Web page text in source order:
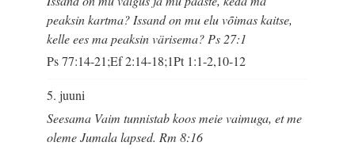
peaksin kartma? Issand on mu elu võimas kaitse,
kelle ees ma peaksin värisema? Ps 27:1
Ps 77:14-21;Ef 2:14-18;1Pt 1:1-2,10-12
5. juuni
Seesama Vaim tunnistab koos meie vaimuga, et me
oleme Jumala lapsed. Rm 8:16